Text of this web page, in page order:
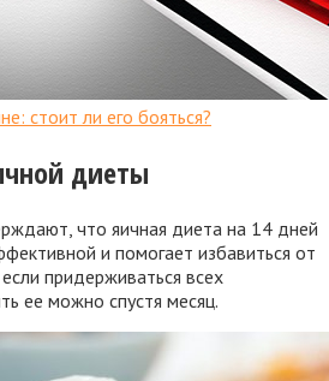
стоит ли его бояться?
диеты
что яичная диета на 14 дней
и помогает избавиться от
придерживаться всех
ее можно спустя месяц.